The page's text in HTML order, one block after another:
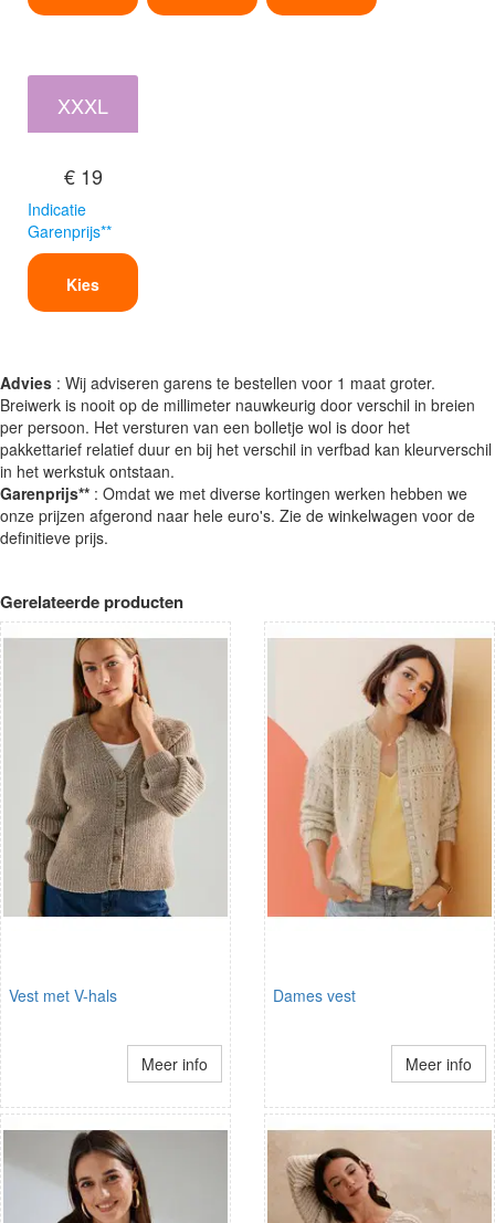
XXXL
€ 19
Indicatie
Garenprijs**
Kies
Advies : Wij adviseren garens te bestellen voor 1 maat groter.
Breiwerk is nooit op de millimeter nauwkeurig door verschil in breien
per persoon. Het versturen van een bolletje wol is door het
pakkettarief relatief duur en bij het verschil in verfbad kan kleurverschil
in het werkstuk ontstaan.
Garenprijs** : Omdat we met diverse kortingen werken hebben we
onze prijzen afgerond naar hele euro's. Zie de winkelwagen voor de
definitieve prijs.
Gerelateerde producten
Vest met V-hals
Meer info
Dames vest
Meer info